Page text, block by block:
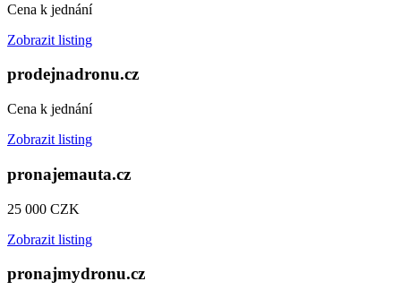
Cena k jednání
Zobrazit listing
prodejnadronu.cz
Cena k jednání
Zobrazit listing
pronajemauta.cz
25 000 CZK
Zobrazit listing
pronajmydronu.cz